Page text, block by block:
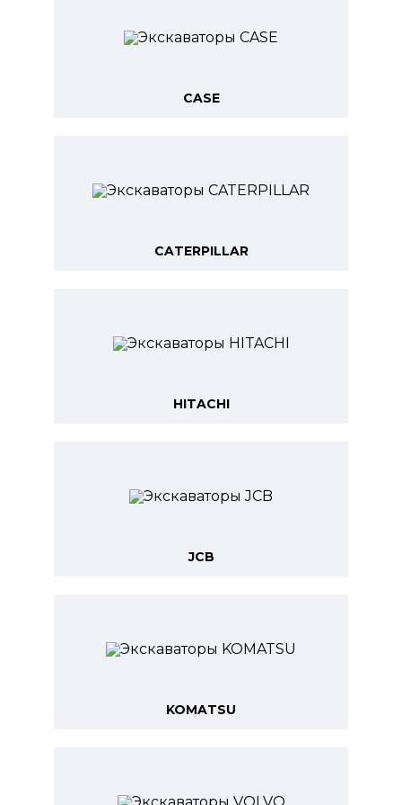
CASE
CATERPILLAR
HITACHI
JCB
KOMATSU